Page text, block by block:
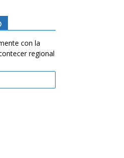
con la
regional